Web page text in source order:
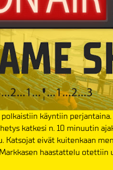
käyntiin
katkesi n. 10 minuutin
Katsojat eivät kuitenkaan
haastattelu otettiin